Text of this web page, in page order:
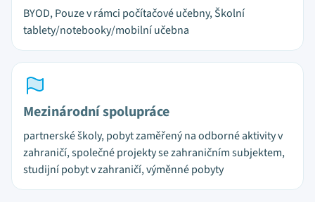
BYOD, Pouze v rámci počítačové učebny, Školní
tablety/notebooky/mobilní učebna
Mezinárodní spolupráce
partnerské školy, pobyt zaměřený na odborné aktivity v
zahraničí, společné projekty se zahraničním subjektem,
studijní pobyt v zahraničí, výměnné pobyty